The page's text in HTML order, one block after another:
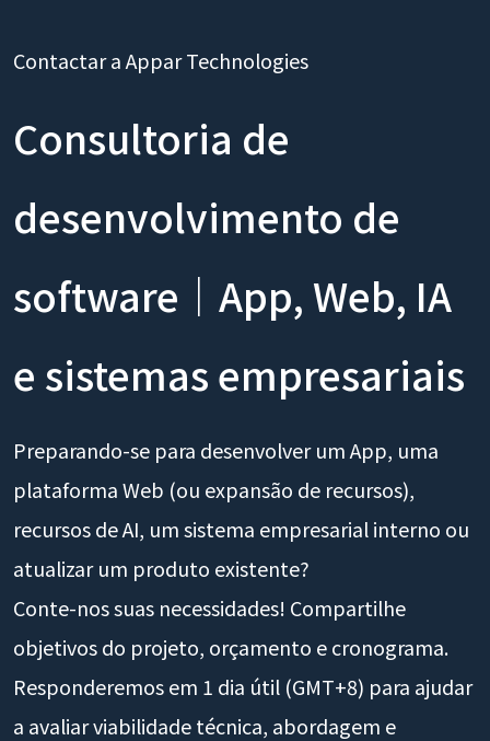
Contactar a Appar Technologies
Consultoria de
desenvolvimento de
software｜App, Web, IA
e sistemas empresariais
Preparando-se para desenvolver um App, uma
plataforma Web (ou expansão de recursos),
recursos de AI, um sistema empresarial interno ou
atualizar um produto existente?
Conte-nos suas necessidades! Compartilhe
objetivos do projeto, orçamento e cronograma.
Responderemos em 1 dia útil (GMT+8) para ajudar
a avaliar viabilidade técnica, abordagem e